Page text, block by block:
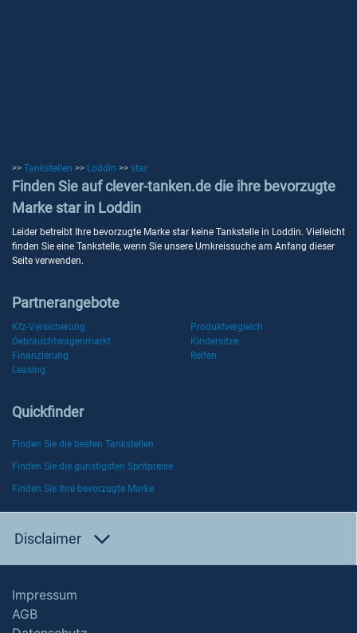
>> Tankstellen >> Loddin >> star
Finden Sie auf clever-tanken.de die ihre bevorzugte
Marke star in Loddin
Leider betreibt Ihre bevorzugte Marke star keine Tankstelle in Loddin. Vielleicht
finden Sie eine Tankstelle, wenn Sie unsere Umkreissuche am Anfang dieser
Seite verwenden.
Partnerangebote
Kfz-Versicherung
Produktvergleich
Gebrauchtwagenmarkt
Kindersitze
Finanzierung
Reifen
Leasing
Quickfinder
Finden Sie die besten Tankstellen
Finden Sie die günstigsten Spritpreise
Finden Sie Ihre bevorzugte Marke
Disclaimer
Impressum
AGB